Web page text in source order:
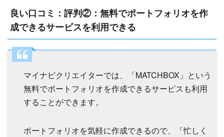
良い口コミ：評判②：無料でポートフォリオを作
成できるサービスを利用できる
マイナビクリエイターでは、「MATCHBOX」という
無料でポートフォリオを作成できるサービスも利用
することができます。
ポートフォリオを気軽に作成できるので、「忙しく